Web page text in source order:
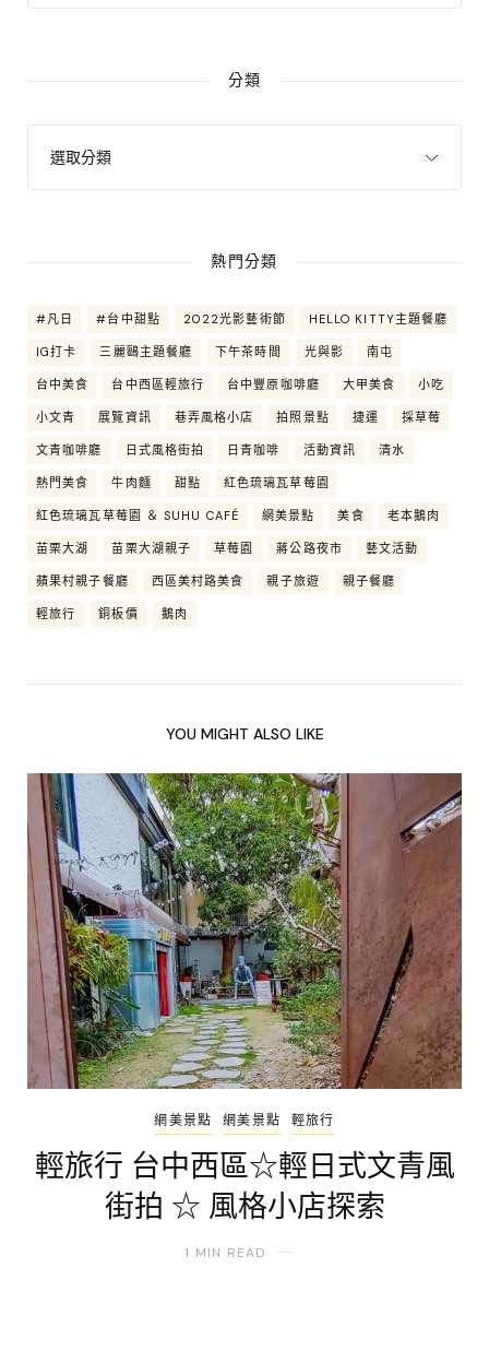
分類
熱門分類
#凡日 #台中甜點 2022光影藝術節 HELLO KITTY主題餐廳
IG打卡 三麗鷗主題餐廳 下午茶時間 光與影 南屯
台中美食 台中西區輕旅行 台中豐原咖啡廳 大甲美食 小吃
小文青 展覽資訊 巷弄風格小店 拍照景點 捷運 採草莓
文青咖啡廳 日式風格街拍 日青咖啡 活動資訊 清水
熱門美食 牛肉麵 甜點 紅色琉璃瓦草莓園
紅色琉璃瓦草莓園 ＆ SUHU CAFÉ 網美景點 美食 老本鵝肉
苗栗大湖 苗栗大湖親子 草莓園 蔣公路夜市 藝文活動
蘋果村親子餐廳 西區美村路美食 親子旅遊 親子餐廳
輕旅行 銅板價 鵝肉
YOU MIGHT ALSO LIKE
網美景點 網美景點 輕旅行
輕旅行 台中西區☆輕日式文青風
街拍 ☆ 風格小店探索
1 MIN READ